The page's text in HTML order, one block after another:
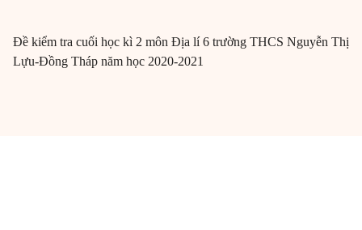
Đề kiểm tra cuối học kì 2 môn Địa lí 6 trường THCS Nguyễn Thị
Lựu-Đồng Tháp năm học 2020-2021